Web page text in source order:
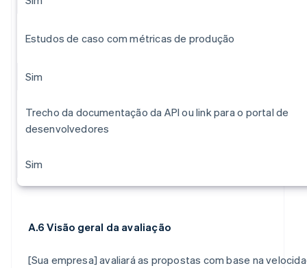
Estudos de caso com métricas de produção
Sim
Trecho da documentação da API ou link para o portal de
desenvolvedores
Sim
A.6 Visão geral da avaliação
[Sua empresa] avaliará as propostas com base na